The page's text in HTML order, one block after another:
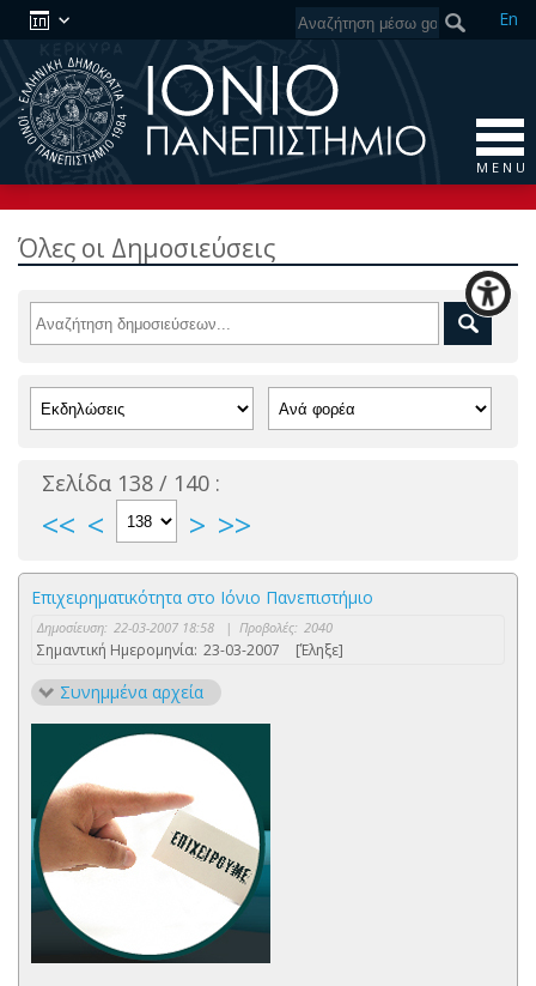
En
M E N U
Όλες οι Δημοσιεύσεις
Σελίδα 138 / 140 :
<< < > >>
Επιχειρηματικότητα στο Ιόνιο Πανεπιστήμιο
Δημοσίευση: 22-03-2007 18:58 | Προβολές: 2040
Σημαντική Ημερομηνία: 23-03-2007 [Έληξε]
Συνημμένα αρχεία